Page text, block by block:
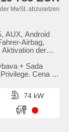
MwSt. abzusetzen
AUX, Android
Airbag,
der
täglich
El.
El.
isofix,
Lenkrad
​+ Sada
Cena při
74 kW